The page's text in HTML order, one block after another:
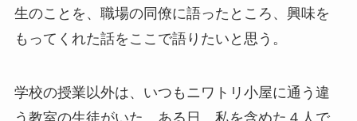
生のことを、職場の同僚に語ったところ、興味を
もってくれた話をここで語りたいと思う。
学校の授業以外は、いつもニワトリ小屋に通う違
う教室の生徒がいた。ある日、私を含めた４人で